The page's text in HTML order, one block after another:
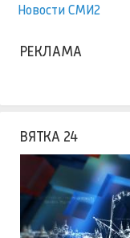
Новости СМИ2
РЕКЛАМА
ВЯТКА 24